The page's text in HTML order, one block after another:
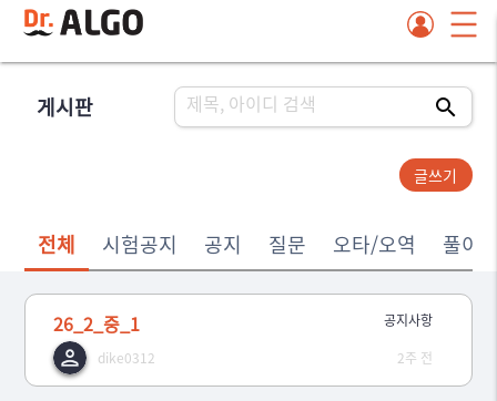
게시판
글쓰기
전체 시험공지 공지 질문 오타/오역 풀이
26_2_중_1
dike0312
공지사항
2주 전